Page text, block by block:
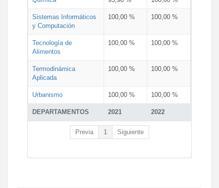
DEPARTAMENTOS 2021 2022
Sistemas Informáticos
y Computación
100,00 % 100,00 %
Tecnología de
Alimentos
100,00 % 100,00 %
Termodinámica
Aplicada
100,00 % 100,00 %
Urbanismo 100,00 % 100,00 %
Previa 1 Siguiente